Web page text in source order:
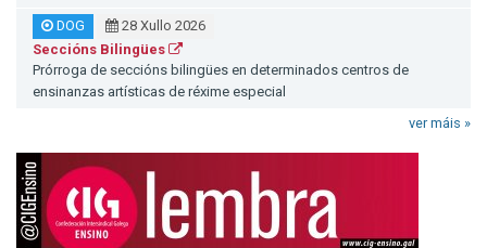
DOG
28 Xullo 2026
Seccións Bilingües
Prórroga de seccións bilingües en determinados centros de
ensinanzas artísticas de réxime especial
ver máis »